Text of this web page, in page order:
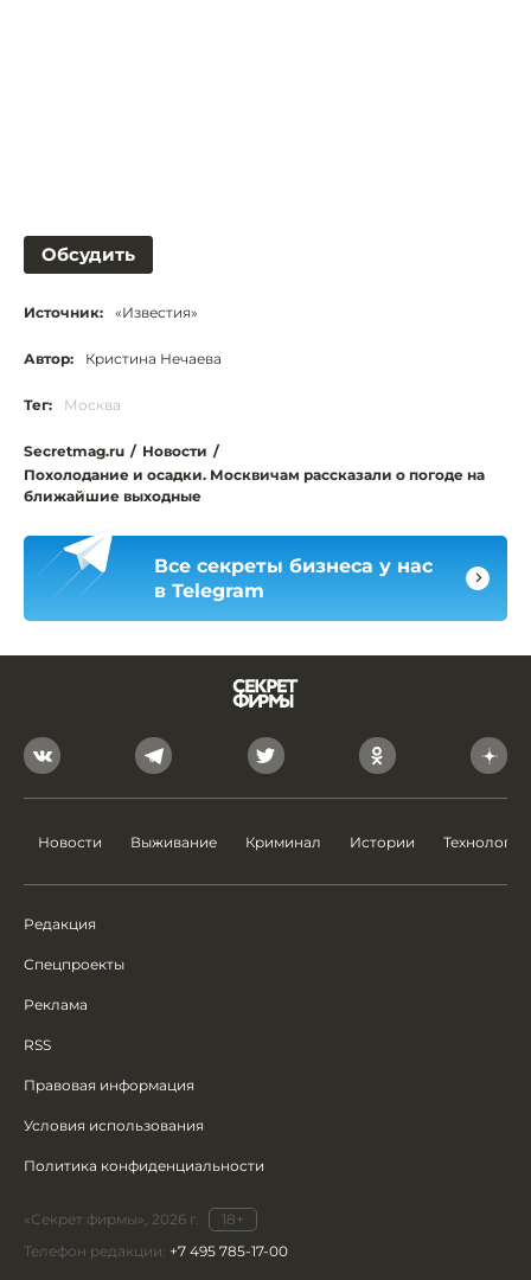
Обсудить
Источник: «Известия»
Автор: Кристина Нечаева
Тег: Москва
Secretmag.ru / Новости /
Похолодание и осадки. Москвичам рассказали о погоде на
ближайшие выходные
Все секреты бизнеса у нас
в Telegram
Новости Выживание Криминал Истории Технологии
Редакция
Спецпроекты
Реклама
RSS
Правовая информация
Условия использования
Политика конфиденциальности
«Секрет фирмы», 2026 г.
18+
Телефон редакции: +7 495 785-17-00